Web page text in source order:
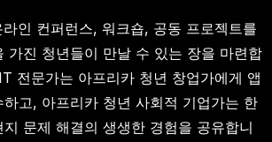
인 컨퍼런스, 워크숍, 공동 프로젝트를
가진 청년들이 만날 수 있는 장을 마련합
전문가는 아프리카 청년 창업가에게 앱
고, 아프리카 청년 사회적 기업가는 한
문제 해결의 생생한 경험을 공유합니